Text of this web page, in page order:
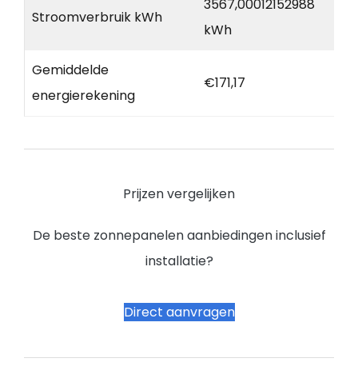
Stroomverbruik kWh
3567,00012152988
kWh
Gemiddelde
energierekening
€171,17
Prijzen vergelijken
De beste zonnepanelen aanbiedingen inclusief
installatie?
Direct aanvragen